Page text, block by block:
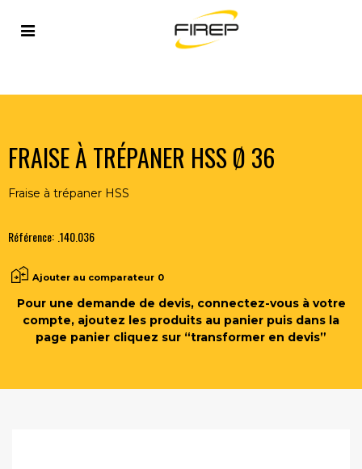
Accueil OUTILLAGE DU SOUDEUR >
FRAISE À TRÉPANER HSS Ø 36
FRAISE À TRÉPANER HSS Ø 36
Fraise à trépaner HSS
Référence: .140.036
Ajouter au comparateur 0
Pour une demande de devis, connectez-vous à votre
compte, ajoutez les produits au panier puis dans la
page panier cliquez sur “transformer en devis”